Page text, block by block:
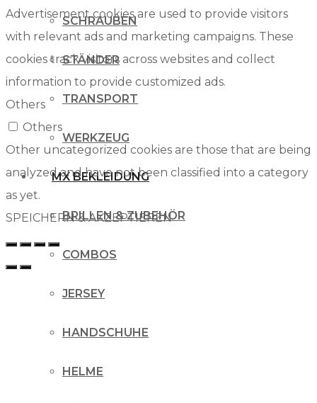
SCHRAUBEN
STÄNDER
TRANSPORT
WERKZEUG
MX BEKLEIDUNG
BRILLEN & ZUBEHÖR
COMBOS
JERSEY
HANDSCHUHE
HELME
Advertisement cookies are used to provide visitors
with relevant ads and marketing campaigns. These
cookies track visitors across websites and collect
information to provide customized ads.
Others
Others
Other uncategorized cookies are those that are being
analyzed and have not been classified into a category
as yet.
SPEICHERN & AKZEPTIEREN